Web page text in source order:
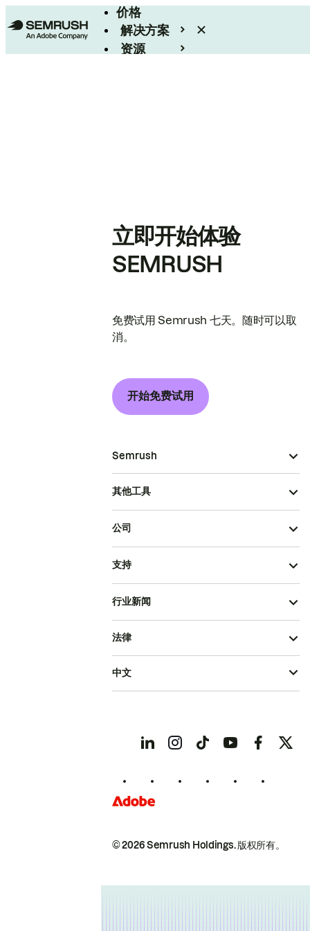
价格
解决方案
资源
立即开始体验
SEMRUSH
免费试用 Semrush 七天。随时可以取
消。
开始免费试用
Semrush
其他工具
公司
支持
行业新闻
© 2026 Semrush Holdings.版权所有。
法律
中文